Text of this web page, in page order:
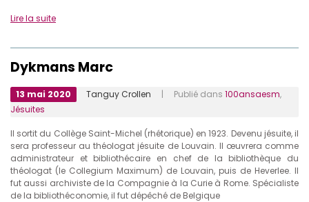
Lire la suite
Dykmans Marc
13 mai 2020 Tanguy Crollen | Publié dans 100ansaesm,
Jésuites
Il sortit du Collège Saint-Michel (rhétorique) en 1923. Devenu jésuite, il
sera professeur au théologat jésuite de Louvain. Il œuvrera comme
administrateur et bibliothécaire en chef de la bibliothèque du
théologat (le Collegium Maximum) de Louvain, puis de Heverlee. Il
fut aussi archiviste de la Compagnie à la Curie à Rome. Spécialiste
de la bibliothéconomie, il fut dépêché de Belgique